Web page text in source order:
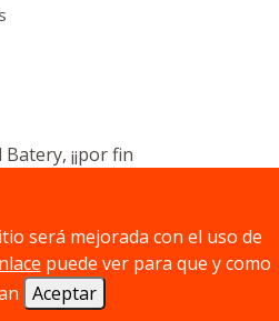
¡¡por fin
para aprovechar
con tu familia,
tus planes en solitario.
será mejorada con el uso de
puede ver para que y como
Aceptar